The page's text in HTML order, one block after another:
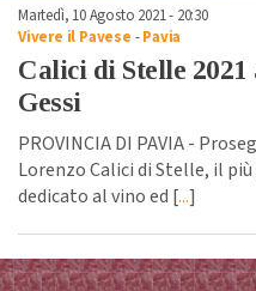
Martedì, 10 Agosto 2021 - 20:30
Vivere il Pavese -Pavia
Calici di Stelle
Gessi
PROVINCIA DI PAVIA -
Lorenzo Calici di Stelle, il
dedicato al vino ed [...]